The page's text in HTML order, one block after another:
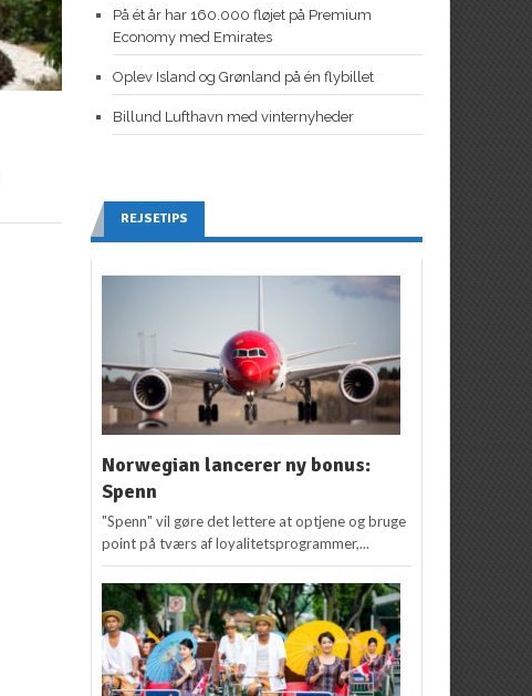
På ét år har 160.000 fløjet på Premium
Economy med Emirates
Oplev Island og Grønland på én flybillet
Billund Lufthavn med vinternyheder
REJSETIPS
Norwegian lancerer ny bonus:
Spenn
"Spenn" vil gøre det lettere at optjene og bruge
point på tværs af loyalitetsprogrammer,...